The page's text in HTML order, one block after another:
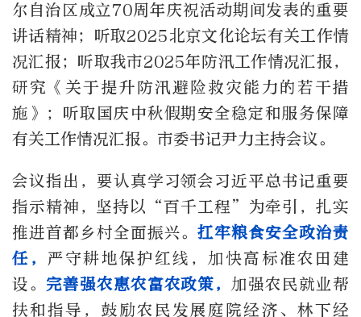
尔自治区成立70周年庆祝活动期间发表的重要
讲话精神；听取2025北京文化论坛有关工作情
况汇报；听取我市2025年防汛工作情况汇报，
研究《关于提升防汛避险救灾能力的若干措
施》；听取国庆中秋假期安全稳定和服务保障
有关工作情况汇报。市委书记尹力主持会议。
会议指出，要认真学习领会习近平总书记重要
指示精神，坚持以“百千工程”为牵引，扎实
推进首都乡村全面振兴。扛牢粮食安全政治责
任， 严守耕地保护红线，加快高标准农田建
设。 完善强农惠农富农政策， 加强农民就业帮
扶和指导，鼓励农民发展庭院经济、林下经